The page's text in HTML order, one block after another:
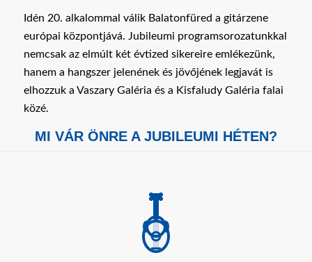
Idén 20. alkalommal válik Balatonfüred a gitárzene
európai központjává. Jubileumi programsorozatunkkal
nemcsak az elmúlt két évtized sikereire emlékezünk,
hanem a hangszer jelenének és jövőjének legjavát is
elhozzuk a Vaszary Galéria és a Kisfaludy Galéria falai
közé.
MI VÁR ÖNRE A JUBILEUMI HÉTEN?